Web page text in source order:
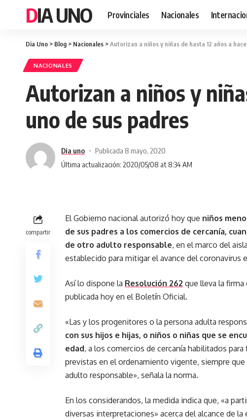
DIA UNO Provinciales Nacionales
Dia Uno > Blog > Nacionales >Autorizan a niños y niñas de hasta 12 años a
NACIONALES
Autorizan a niños y
uno de sus padres
Última actualización: 2020/05/08 at 8:34 AM
Dia uno Publicada 8 mayo, 2020
compartir
El Gobierno nacional autorizó hoy que niños
de sus padres a los comercios de cercanía,
de otro adulto responsable, en el marco del
establecido para mitigar el avance del coronavirus
Así lo dispone la Resolución 262 que lleva la
publicada hoy en el Boletín Oficial.
«Las y los progenitores o la persona adulta
con sus hijos e hijas, o niños o niñas que se
edad, a los comercios de cercanía habilitados
previstas en el ordenamiento vigente, siempre
adulto responsable», señala la norma.
En los considerandos, la medida indica que, «a
diversas interpretaciones» acerca del alcance de